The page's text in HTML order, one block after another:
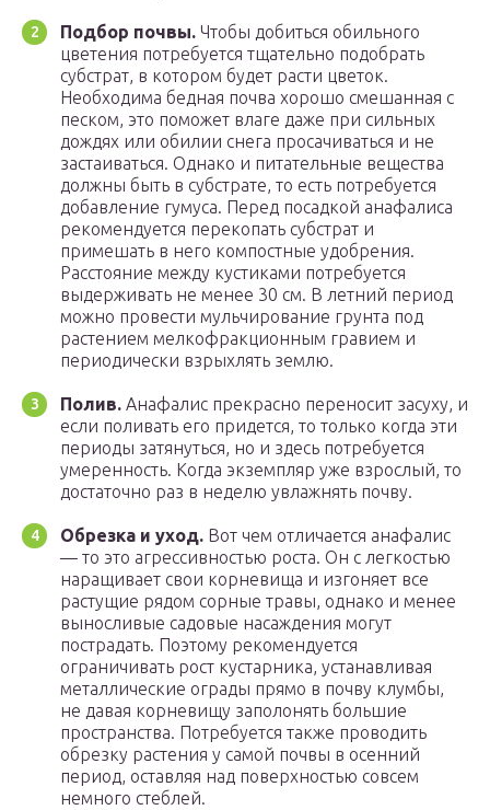
Подбор почвы. Чтобы добиться обильного
цветения потребуется тщательно подобрать
субстрат, в котором будет расти цветок.
Необходима бедная почва хорошо смешанная с
песком, это поможет влаге даже при сильных
дождях или обилии снега просачиваться и не
застаиваться. Однако и питательные вещества
должны быть в субстрате, то есть потребуется
добавление гумуса. Перед посадкой анафалиса
рекомендуется перекопать субстрат и
примешать в него компостные удобрения.
Расстояние между кустиками потребуется
выдерживать не менее 30 см. В летний период
можно провести мульчирование грунта под
растением мелкофракционным гравием и
периодически взрыхлять землю.
Полив. Анафалис прекрасно переносит засуху, и
если поливать его придется, то только когда эти
периоды затянуться, но и здесь потребуется
умеренность. Когда экземпляр уже взрослый, то
достаточно раз в неделю увлажнять почву.
Обрезка и уход. Вот чем отличается анафалис
— то это агрессивностью роста. Он с легкостью
наращивает свои корневища и изгоняет все
растущие рядом сорные травы, однако и менее
выносливые садовые насаждения могут
пострадать. Поэтому рекомендуется
ограничивать рост кустарника, устанавливая
металлические ограды прямо в почву клумбы,
не давая корневищу заполонять большие
пространства. Потребуется также проводить
обрезку растения у самой почвы в осенний
период, оставляя над поверхностью совсем
немного стеблей.